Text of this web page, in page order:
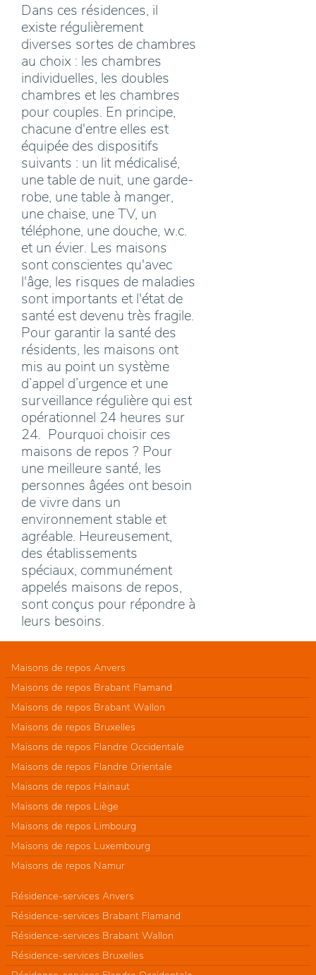
Dans ces résidences, il
existe régulièrement
diverses sortes de chambres
au choix : les chambres
individuelles, les doubles
chambres et les chambres
pour couples. En principe,
chacune d'entre elles est
équipée des dispositifs
suivants : un lit médicalisé,
une table de nuit, une garde-
robe, une table à manger,
une chaise, une TV, un
téléphone, une douche, w.c.
et un évier. Les maisons
sont conscientes qu'avec
l'âge, les risques de maladies
sont importants et l'état de
santé est devenu très fragile.
Pour garantir la santé des
résidents, les maisons ont
mis au point un système
d’appel d’urgence et une
surveillance régulière qui est
opérationnel 24 heures sur
24. Pourquoi choisir ces
maisons de repos ? Pour
une meilleure santé, les
personnes âgées ont besoin
de vivre dans un
environnement stable et
agréable. Heureusement,
des établissements
spéciaux, communément
appelés maisons de repos,
sont conçus pour répondre à
leurs besoins.
Maisons de repos Anvers
Maisons de repos Brabant Flamand
Maisons de repos Brabant Wallon
Maisons de repos Bruxelles
Maisons de repos Flandre Occidentale
Maisons de repos Flandre Orientale
Maisons de repos Hainaut
Maisons de repos Liège
Maisons de repos Limbourg
Maisons de repos Luxembourg
Maisons de repos Namur
Résidence-services Anvers
Résidence-services Brabant Flamand
Résidence-services Brabant Wallon
Résidence-services Bruxelles